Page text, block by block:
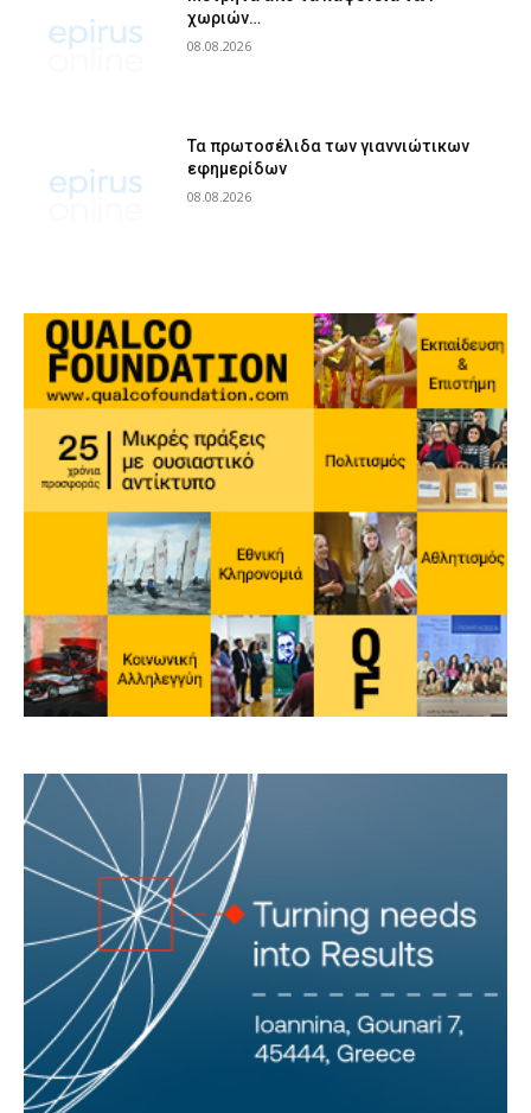
χωριών…
08.08.2026
Τα πρωτοσέλιδα των γιαννιώτικων
εφημερίδων
08.08.2026